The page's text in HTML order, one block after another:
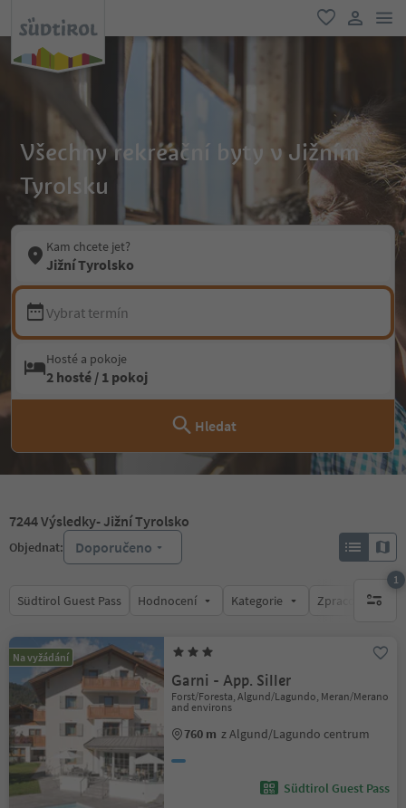
oblíbené
Všechny rekreační byty v Jižním
Tyrolsku
Kam chcete jet?
Jižní Tyrolsko
Vybrat termín
Hosté a pokoje
2 hosté / 1 pokoj
Hledat
7244Výsledky- Jižní Tyrolsko
Objednat: Doporučeno
Südtirol Guest Pass Hodnocení Kategorie Zpracovává
1
1
Na vyžádání
Garni - App. Siller
Forst/Foresta, Algund/Lagundo, Meran/Merano
and environs
760 m z Algund/Lagundo centrum
Südtirol Guest Pass